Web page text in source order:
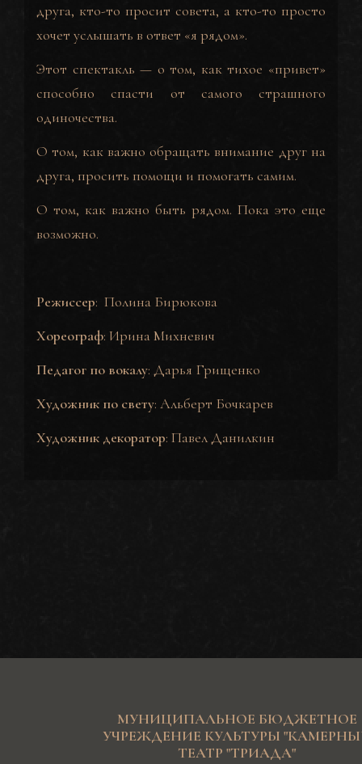
друга, кто-то просит совета, а кто-то просто
хочет услышать в ответ «я рядом».
Этот спектакль — о том, как тихое «привет»
способно спасти от самого страшного
одиночества.
О том, как важно обращать внимание друг на
друга, просить помощи и помогать самим.
О том, как важно быть рядом. Пока это еще
возможно.
Режиссер: Полина Бирюкова
Хореограф: Ирина Михневич
Педагог по вокалу: Дарья Грищенко
Художник по свету: Альберт Бочкарев
Художник декоратор: Павел Данилкин
МУНИЦИПАЛЬНОЕ БЮДЖЕТНОЕ
УЧРЕЖДЕНИЕ КУЛЬТУРЫ
ТЕАТР "ТРИАДА"